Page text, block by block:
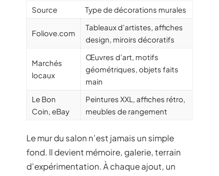
Source Type de décorations murales
Foliove.com
Tableaux d’artistes, affiches
design, miroirs décoratifs
Marchés
locaux
Œuvres d’art, motifs
géométriques, objets faits
main
Le Bon
Coin, eBay
Peintures XXL, affiches rétro,
meubles de rangement
Le mur du salon n’est jamais un simple
fond. Il devient mémoire, galerie, terrain
d’expérimentation. À chaque ajout, un